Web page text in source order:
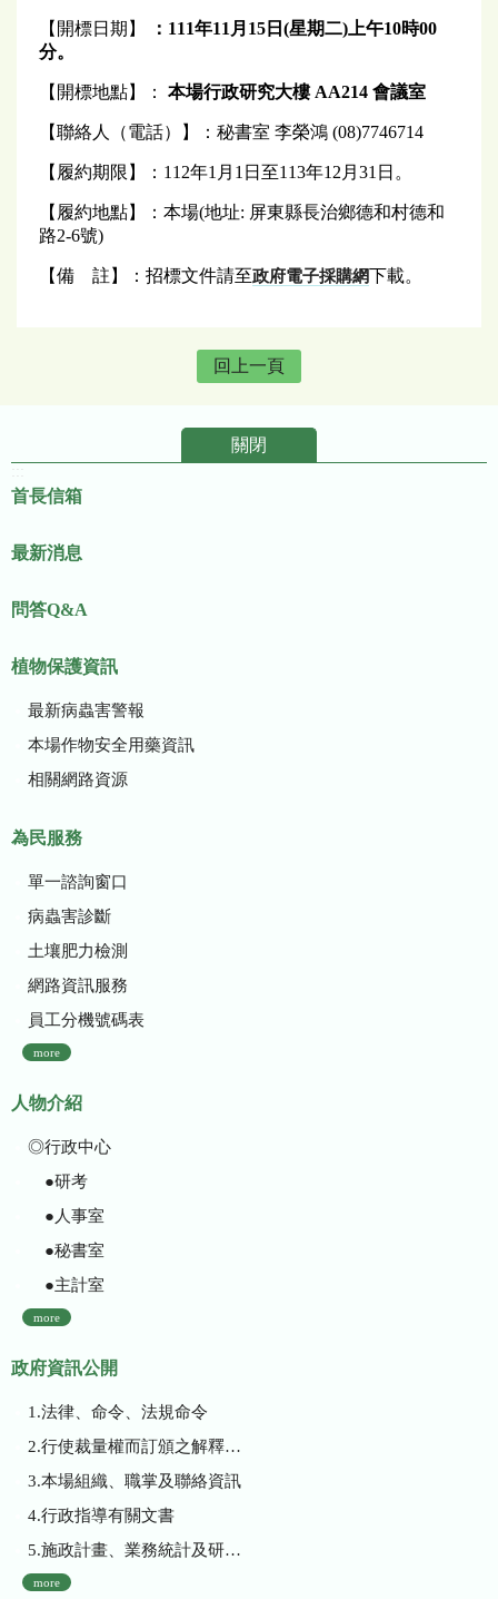
【開標日期】 ： 111年11月15日(星期二)上午10時00
分。
【開標地點】： 本場行政研究大樓 AA214 會議室
【聯絡人（電話）】：秘書室 李榮鴻 (08)7746714
【履約期限】：112年1月1日至113年12月31日。
【履約地點】：本場(地址: 屏東縣長治鄉德和村德和
路2-6號)
【備 註】：招標文件請至政府電子採購網下載。
回上一頁
關閉
首長信箱
最新消息
問答Q&A
植物保護資訊
最新病蟲害警報
本場作物安全用藥資訊
相關網路資源
為民服務
單一諮詢窗口
病蟲害診斷
土壤肥力檢測
網路資訊服務
員工分機號碼表
more
人物介紹
◎行政中心
●研考
●人事室
●秘書室
●主計室
more
政府資訊公開
1.法律、命令、法規命令
2.行使裁量權而訂頒之解釋性規定及裁量基準
3.本場組織、職掌及聯絡資訊
4.行政指導有關文書
5.施政計畫、業務統計及研究報告
more